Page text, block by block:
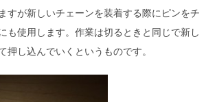
すが新しいチェーンを装着する際にピンをチ
も使用します。作業は切るときと同じで新し
押し込んでいくというものです。